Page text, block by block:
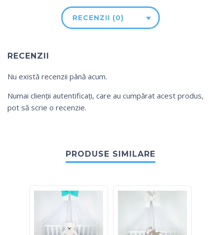
RECENZII (0)
RECENZII
Nu există recenzii până acum.
Numai clienții autentificați, care au cumpărat acest produs,
pot să scrie o recenzie.
PRODUSE SIMILARE